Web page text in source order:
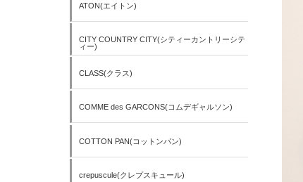
ATON(エイトン)
CITY COUNTRY CITY(シティーカントリーシテ
ィー)
CLASS(クラス)
COMME des GARCONS(コムデギャルソン)
COTTON PAN(コットンパン)
crepuscule(クレプスキュール)